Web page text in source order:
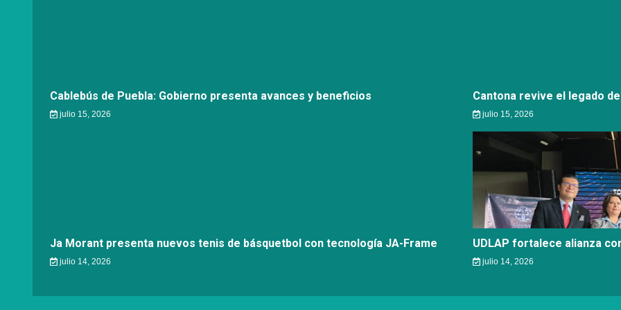
Cablebús de Puebla: Gobierno presenta avances y beneficios
julio 15, 2026
Cantona revive el legado
julio 15, 2026
Ja Morant presenta nuevos tenis de básquetbol con tecnología JA-Frame
julio 14, 2026
UDLAP fortalece alianza
julio 14, 2026